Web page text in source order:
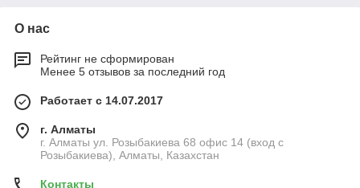
О нас
Рейтинг не сформирован
Менее 5 отзывов за последний год
Работает с 14.07.2017
г. Алматы
г. Алматы ул. Розыбакиева 68 офис 14 (вход с
Розыбакиева), Алматы, Казахстан
Контакты